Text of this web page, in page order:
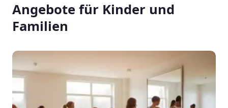
Angebote für Kinder und
Familien